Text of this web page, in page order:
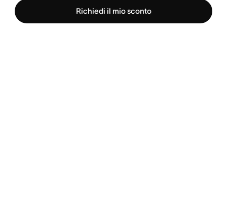
Richiedi il mio sconto